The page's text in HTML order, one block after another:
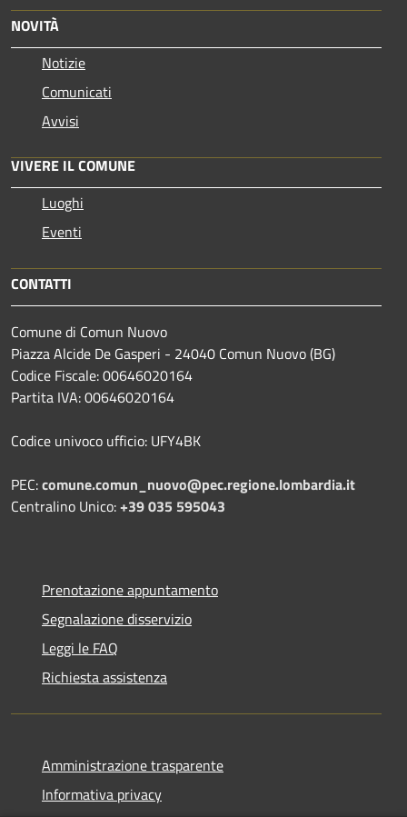
NOVITÀ
Notizie
Comunicati
Avvisi
VIVERE IL COMUNE
Luoghi
Eventi
CONTATTI
Comune di Comun Nuovo
Piazza Alcide De Gasperi - 24040 Comun Nuovo (BG)
Codice Fiscale: 00646020164
Partita IVA: 00646020164
Codice univoco ufficio: UFY4BK
PEC:comune.comun_nuovo@pec.regione.lombardia.it
Centralino Unico:+39 035 595043
Prenotazione appuntamento
Segnalazione disservizio
Leggi le FAQ
Richiesta assistenza
Amministrazione trasparente
Informativa privacy